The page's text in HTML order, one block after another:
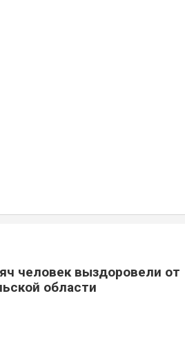
человек выздоровели от
области